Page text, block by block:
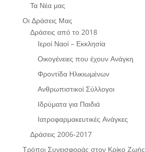
Τα Νέα μας
Οι Δράσεις Μας
Δράσεις από το 2018
Ιεροί Ναοί – Εκκλησία
Οικογένειες που έχουν Ανάγκη
Φροντίδα Ηλικιωμένων
Ανθρωπιστικοί Σύλλογοι
Ιδρύματα για Παιδιά
Ιατροφαρμακευτικές Ανάγκες
Δράσεις 2006-2017
Τρόποι Συνεισφοράς στον Κρίκο Ζωής